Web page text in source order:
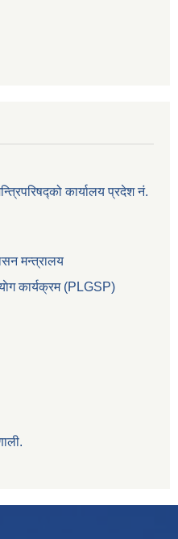
कार्यालय प्रदेश नं.
मन्त्रालय
कार्यक्रम (PLGSP)